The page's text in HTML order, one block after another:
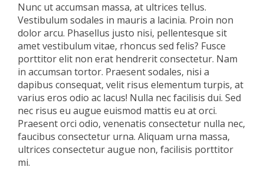
Nunc ut accumsan massa, at ultrices tellus.
Vestibulum sodales in mauris a lacinia. Proin non
dolor arcu. Phasellus justo nisi, pellentesque sit
amet vestibulum vitae, rhoncus sed felis? Fusce
porttitor elit non erat hendrerit consectetur. Nam
in accumsan tortor. Praesent sodales, nisi a
dapibus consequat, velit risus elementum turpis, at
varius eros odio ac lacus! Nulla nec facilisis dui. Sed
nec risus eu augue euismod mattis eu at orci.
Praesent orci odio, venenatis consectetur nulla nec,
faucibus consectetur urna. Aliquam urna massa,
ultrices consectetur augue non, facilisis porttitor
mi.